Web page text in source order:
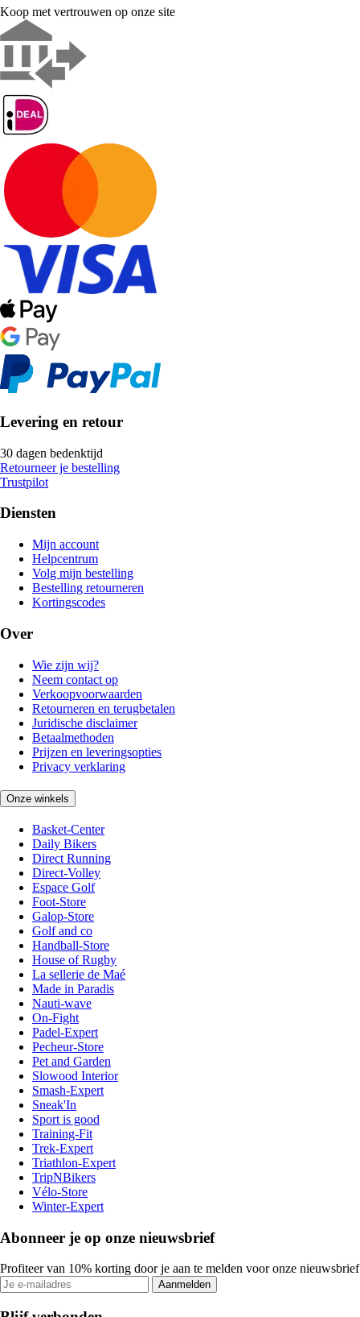
Koop met vertrouwen op onze site
Levering en retour
30 dagen bedenktijd
Retourneer je bestelling
Trustpilot
Diensten
Mijn account
Helpcentrum
Volg mijn bestelling
Bestelling retourneren
Kortingscodes
Over
Wie zijn wij?
Neem contact op
Verkoopvoorwaarden
Retourneren en terugbetalen
Juridische disclaimer
Betaalmethoden
Prijzen en leveringsopties
Privacy verklaring
Onze winkels
Basket-Center
Daily Bikers
Direct Running
Direct-Volley
Espace Golf
Foot-Store
Galop-Store
Golf and co
Handball-Store
House of Rugby
La sellerie de Maé
Made in Paradis
Nauti-wave
On-Fight
Padel-Expert
Pecheur-Store
Pet and Garden
Slowood Interior
Smash-Expert
Sneak'In
Sport is good
Training-Fit
Trek-Expert
Triathlon-Expert
TripNBikers
Vélo-Store
Winter-Expert
Abonneer je op onze nieuwsbrief
Profiteer van 10% korting door je aan te melden voor onze nieuwsbrief
Aanmelden